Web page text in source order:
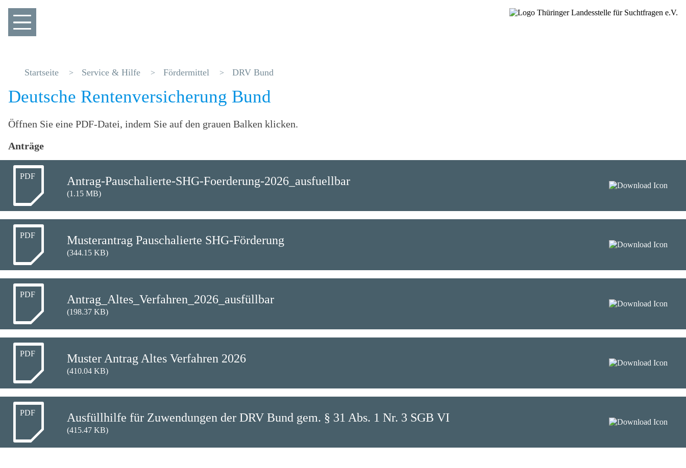
Startseite Service & Hilfe Fördermittel DRV Bund
Deutsche Rentenversicherung Bund
Öffnen Sie eine PDF-Datei, indem Sie auf den grauen Balken klicken.
Anträge
PDF Antrag-Pauschalierte-SHG-Foerderung-2026_ausfuellbar
(1.15 MB)
PDF Musterantrag Pauschalierte SHG-Förderung
(344.15 KB)
PDF Antrag_Altes_Verfahren_2026_ausfüllbar
(198.37 KB)
PDF Muster Antrag Altes Verfahren 2026
(410.04 KB)
PDF Ausfüllhilfe für Zuwendungen der DRV Bund gem. § 31 Abs. 1 Nr. 3 SGB VI
(415.47 KB)